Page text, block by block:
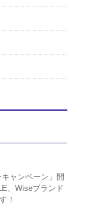
キャンペーン」開
、Wiseブランド
！